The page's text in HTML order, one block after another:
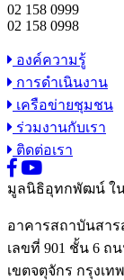
02 158 0999
02 158 0998
องค์ความรู้
การดำเนินงาน
เครือข่ายชุมชน
ร่วมงานกับเรา
ติดต่อเรา
มูลนิธิอุทกพัฒน์ ใ
อาคารสถาบันสา
เลขที่ 901 ชั้น 6 ถ
เขตจตุจักร กรุงเท